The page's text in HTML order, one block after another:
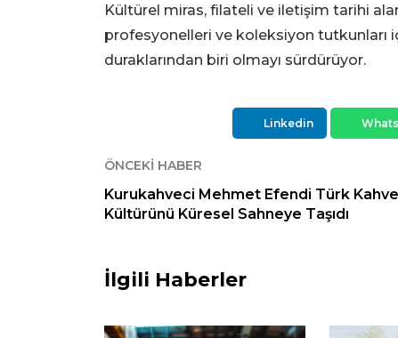
Kültürel miras, filateli ve iletişim tarihi
profesyonelleri ve koleksiyon tutkunları
duraklarından biri olmayı sürdürüyor.
Linkedin
ÖNCEKI HABER
Kurukahveci Mehmet Efendi Türk
Kültürünü Küresel Sahneye Taşıdı
İlgili Haberler